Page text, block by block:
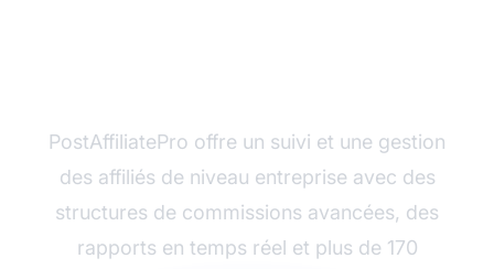
PostAffiliatePro offre un suivi et une gestion
des affiliés de niveau entreprise avec des
structures de commissions avancées, des
rapports en temps réel et plus de 170